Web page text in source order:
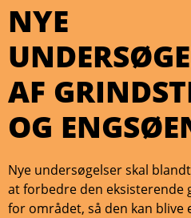
NYE
AF
OG
Nye undersøgelser skal
at forbedre den eksisterende
for området, så den kan blive